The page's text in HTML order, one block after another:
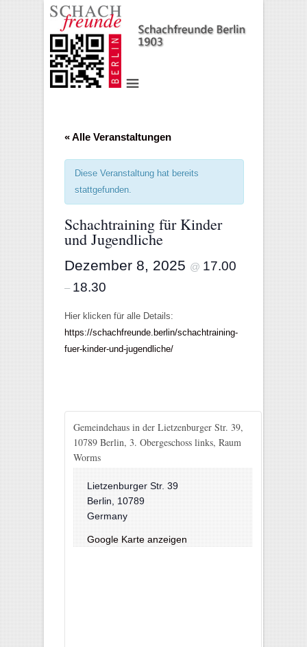
« Alle Veranstaltungen
Diese Veranstaltung hat bereits
stattgefunden.
Schachtraining für Kinder
und Jugendliche
Dezember 8, 2025 @ 17.00
– 18.30
Hier klicken für alle Details:
https://schachfreunde.berlin/schachtraining-
fuer-kinder-und-jugendliche/
Gemeindehaus in der Lietzenburger Str. 39,
10789 Berlin, 3. Obergeschoss links, Raum
Worms
Lietzenburger Str. 39
Berlin, 10789
Germany
Google Karte anzeigen